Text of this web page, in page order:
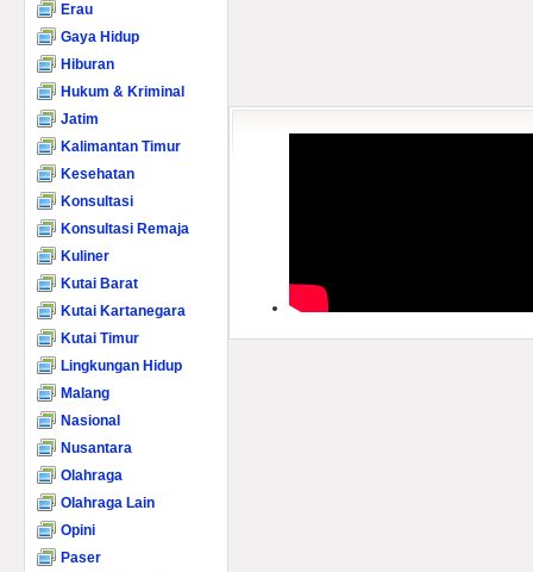
Erau
Gaya Hidup
Hiburan
Hukum & Kriminal
Jatim
Kalimantan Timur
Kesehatan
Konsultasi
Konsultasi Remaja
Kuliner
Kutai Barat
Kutai Kartanegara
Kutai Timur
Lingkungan Hidup
Malang
Nasional
Nusantara
Olahraga
Olahraga Lain
Opini
Paser